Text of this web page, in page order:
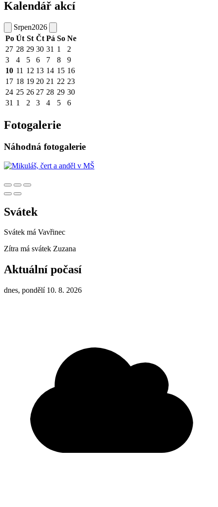
Kalendář akcí
Srpen2026
Po Út St Čt Pá So Ne
27 28 29 30 31 1
2
3
4 5 6 7 8
9
10 11 12 13 14 15 16
17 18 19 20 21 22 23
24 25 26 27 28 29 30
31 1 2 3 4 5 6
Fotogalerie
Náhodná fotogalerie
Svátek
Svátek má Vavřinec
Zítra má svátek Zuzana
Aktuální počasí
dnes, pondělí 10. 8. 2026